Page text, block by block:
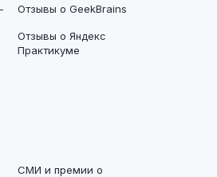
Отзывы о GeekBrains
Отзывы о Яндекс
Практикуме
СМИ и премии о